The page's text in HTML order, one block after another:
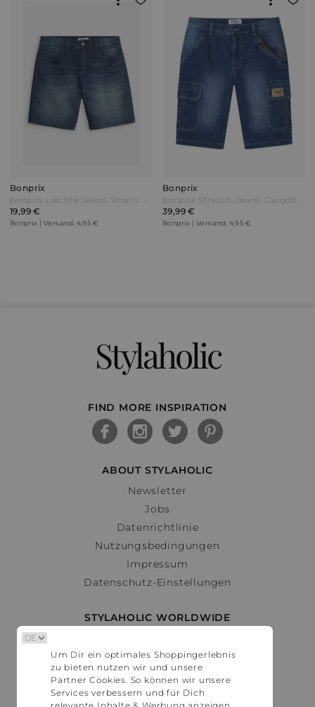
Bonprix
bonprix Leichte Jeans-Shorts mit Dehnbund Relaxed Fit Blau
19,99 €
Bonprix | Versand: 4,95 €
Bonprix
bonprix Stretch-Jeans-Cargobermuda Regular Fit Blau
39,99 €
Bonprix | Versand: 4,95 €
Stylaholic
FIND MORE INSPIRATION
ABOUT STYLAHOLIC
Newsletter
Jobs
Datenrichtlinie
Nutzungsbedingungen
Impressum
Datenschutz-Einstellungen
STYLAHOLIC WORLDWIDE
Österreich
Schweiz
France
Um Dir ein optimales Shoppingerlebnis
zu bieten nutzen wir und unsere
Partner Cookies. So können wir unsere
Services verbessern und für Dich